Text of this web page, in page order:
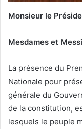
Monsieur le
Mesdames et
La présence du
Nationale pour
générale du
de la constitution,
lesquels le peuple